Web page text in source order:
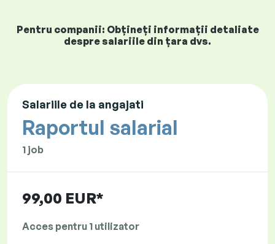
Pentru companii: Obțineți informații detaliate
despre salariile din țara dvs.
Salariile de la angajati
Raportul salarial
1 job
99,00 EUR*
Acces pentru 1 utilizator